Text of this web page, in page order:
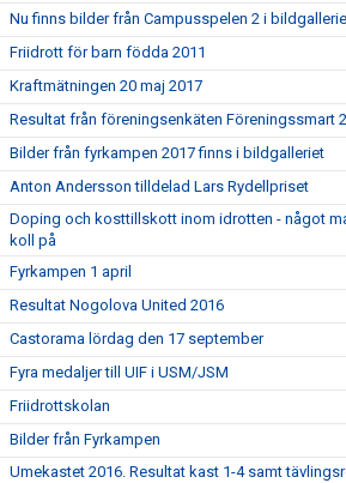
Nu finns bilder från Campusspelen 2 i
Friidrott för barn födda 2011
Kraftmätningen 20 maj 2017
Resultat från föreningsenkäten Föreningssmart
Bilder från fyrkampen 2017 finns i bildgalleriet
Anton Andersson tilldelad Lars Rydellpriset
Doping och kosttillskott inom idrotten - något
koll på
Fyrkampen 1 april
Resultat Nogolova United 2016
Castorama lördag den 17 september
Fyra medaljer till UIF i USM/JSM
Friidrottskolan
Bilder från Fyrkampen
Umekastet 2016. Resultat kast 1-4 samt